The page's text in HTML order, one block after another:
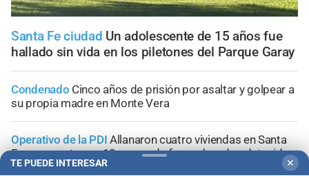
Santa Fe ciudad Un adolescente de 15 años fue
hallado sin vida en los piletones del Parque Garay
Condenado Cinco años de prisión por asaltar y golpear a
su propia madre en Monte Vera
Operativo de la PDI Allanaron cuatro viviendas en Santa
Fe y secuestraron 12 armas de fuego: hay dos detenidos
TE PUEDE INTERESAR ✕